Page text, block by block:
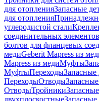
для отопленияЗапасные
для отопления
углеродистой стали
соединительных элементов
болтов для фланцевых
медиGeberit Mapress из
Mapress из медиМуфты
МуфтыПереходыЗапасные
ПереходыОтводы
ОтводыТройники
двухплоскостныеЗапасные